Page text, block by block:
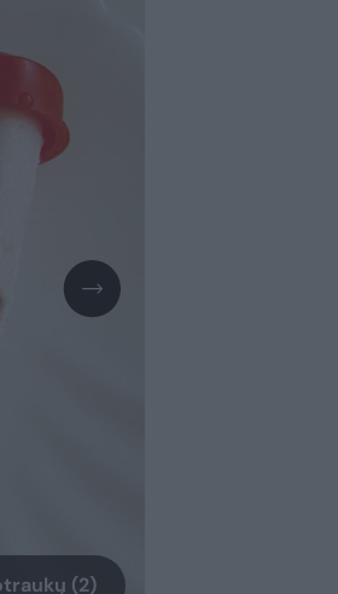
(2)